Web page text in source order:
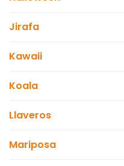
Jirafa
Kawaii
Koala
Llaveros
Mariposa